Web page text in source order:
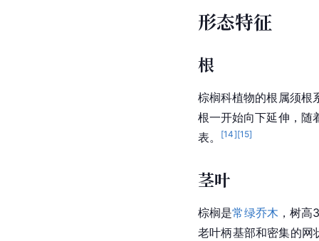
形态特征
根
棕榈科植物的根属须根
根一开始向下延伸，随
表。
[14][15]
茎叶
棕榈是常绿乔木 ，树
老叶柄基部和密集的网